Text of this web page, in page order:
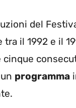
del
il 1992 e il
programma